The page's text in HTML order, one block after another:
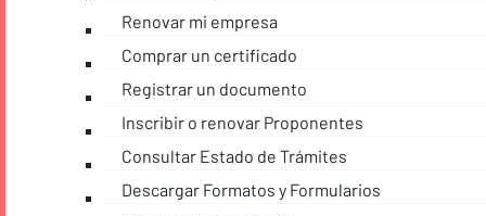
Renovar mi empresa
Comprar un certificado
Registrar un documento
Inscribir o renovar Proponentes
Consultar Estado de Trámites
Descargar Formatos y Formularios